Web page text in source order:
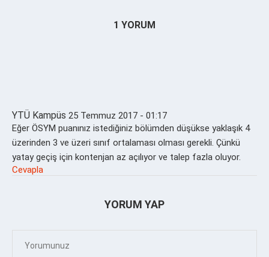
1 YORUM
YTÜ Kampüs 25 Temmuz 2017 - 01:17
Eğer ÖSYM puanınız istediğiniz bölümden düşükse yaklaşık 4
üzerinden 3 ve üzeri sınıf ortalaması olması gerekli. Çünkü
yatay geçiş için kontenjan az açılıyor ve talep fazla oluyor.
Cevapla
YORUM YAP